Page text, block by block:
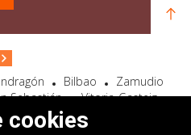
Bilbao
Zamudio
Sebastián
Vitoria-Gasteiz
Astillero Bidart
cookies